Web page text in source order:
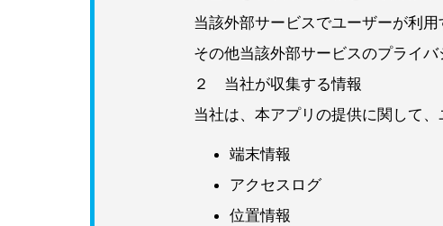
当該外部サービスでユーザーが利用
その他当該外部サービスのプライ
２ 当社が収集する情報
当社は、本アプリの提供に関して
端末情報
アクセスログ
位置情報